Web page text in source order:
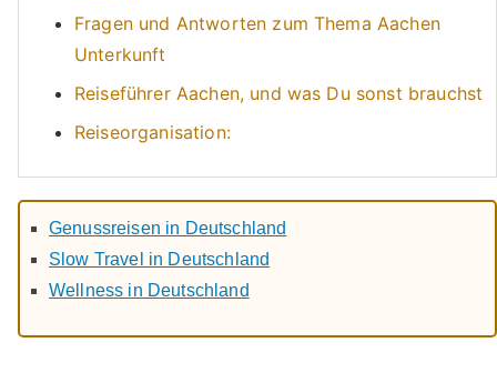
Fragen und Antworten zum Thema Aachen
Unterkunft
Reiseführer Aachen, und was Du sonst brauchst
Reiseorganisation:
Genussreisen in Deutschland
Slow Travel in Deutschland
Wellness in Deutschland